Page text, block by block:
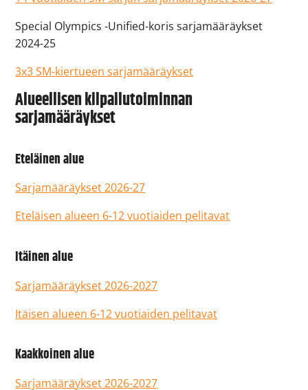
Special Olympics -Unified-koris sarjamääräykset
2024-25
3x3 SM-kiertueen sarjamääräykset
Alueellisen kilpailutoiminnan
sarjamääräykset
Eteläinen alue
Sarjamääräykset 2026-27
Eteläisen alueen 6-12 vuotiaiden pelitavat
Itäinen alue
Sarjamääräykset 2026-2027
Itäisen alueen 6-12 vuotiaiden pelitavat
Kaakkoinen alue
Sarjamääräykset 2026-2027